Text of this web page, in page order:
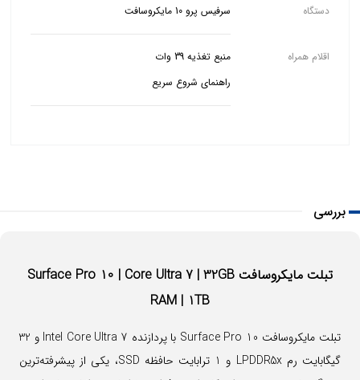
دستگاه سرفیس پرو 10 مایکروسافت
اقلام همراه
راهنمای شروع سریع
بررسی
تبلت مایکروسافت Surface Pro 10 | Core Ultra 7 | 32GB
RAM | 1TB
تبلت مایکروسافت Surface Pro 10 با پردازنده Intel Core Ultra 7 و 32
گیگابایت رم LPDDR5x و 1 ترابایت حافظه SSD، یکی از پیشرفته‌ترین